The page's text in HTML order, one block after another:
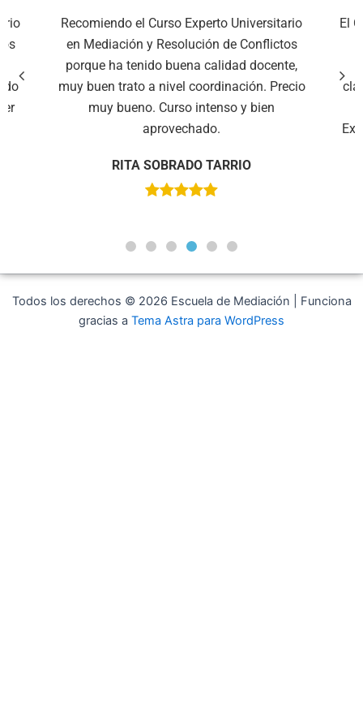
El Curso Experto Universitario en Mediación
y Resolución de Conflictos da salidas
profesionales de cara a un futuro. Las
clases prácticas han sido muy buenas, así
como los materiales proporcionados.
Existen muchas posibilidades de ampliar y
ELENA SACRISTÁN GARCÍA
La
Todos los derechos © 2026 Escuela de Mediación | Funciona
gracias a Tema Astra para WordPress